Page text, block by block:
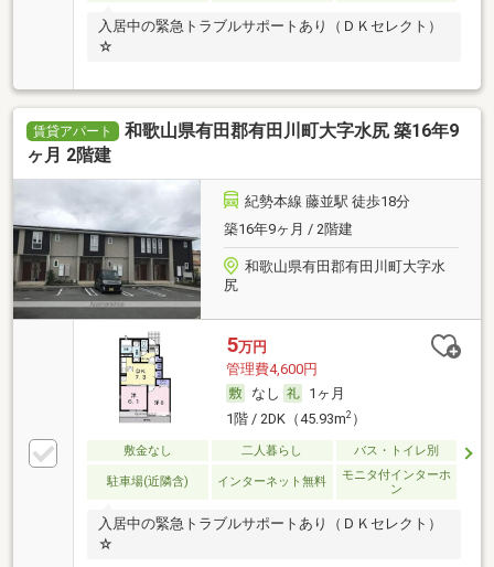
入居中の緊急トラブルサポートあり（ＤＫセレクト）
☆
賃貸アパート
和歌山県有田郡有田川町大字水尻 築16年9
ヶ月 2階建
紀勢本線 藤並駅 徒歩18分
築16年9ヶ月 / 2階建
和歌山県有田郡有田川町大字水
尻
5万円
管理費4,600円
なし
1ヶ月
1階 / 2DK（45.93m2）
敷金なし 二人暮らし バス・トイレ別
駐車場(近隣含) インターネット無料
モニタ付インターホ
ン
入居中の緊急トラブルサポートあり（ＤＫセレクト）
☆